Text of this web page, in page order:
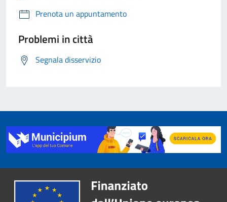
Prenota un appuntamento
Problemi in città
Segnala disservizio